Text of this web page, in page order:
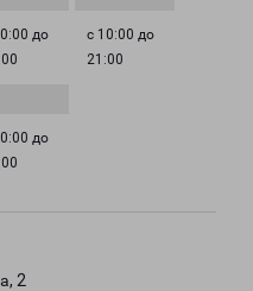
до
с 10:00 до
21:00
до
2